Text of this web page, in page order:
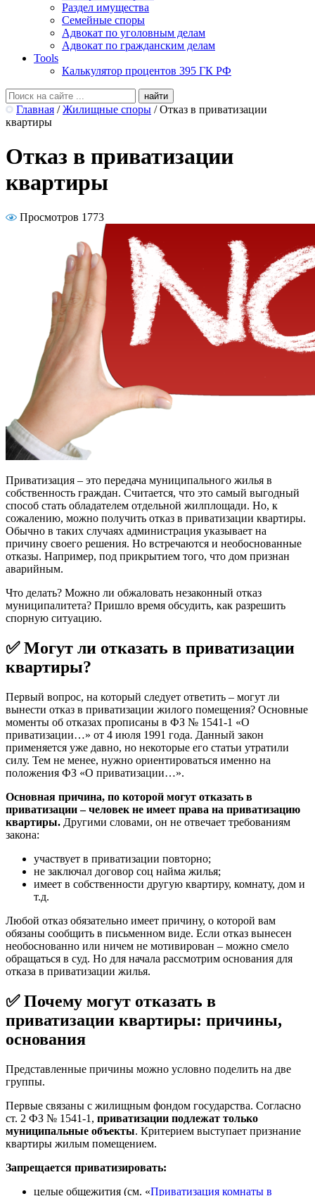
Раздел имущества
Семейные споры
Адвокат по уголовным делам
Адвокат по гражданским делам
Tools
Калькулятор процентов 395 ГК РФ
Главная / Жилищные споры / Отказ в приватизации
квартиры
Отказ в приватизации
квартиры
Просмотров 1773
Приватизация – это передача муниципального жилья в
собственность граждан. Считается, что это самый выгодный
способ стать обладателем отдельной жилплощади. Но, к
сожалению, можно получить отказ в приватизации квартиры.
Обычно в таких случаях администрация указывает на
причину своего решения. Но встречаются и необоснованные
отказы. Например, под прикрытием того, что дом признан
аварийным.
Что делать? Можно ли обжаловать незаконный отказ
муниципалитета? Пришло время обсудить, как разрешить
спорную ситуацию.
✅ Могут ли отказать в приватизации
квартиры?
Первый вопрос, на который следует ответить – могут ли
вынести отказ в приватизации жилого помещения? Основные
моменты об отказах прописаны в ФЗ № 1541-1 «О
приватизации…» от 4 июля 1991 года. Данный закон
применяется уже давно, но некоторые его статьи утратили
силу. Тем не менее, нужно ориентироваться именно на
положения ФЗ «О приватизации…».
Основная причина, по которой могут отказать в
приватизации – человек не имеет права на приватизацию
квартиры. Другими словами, он не отвечает требованиям
закона:
участвует в приватизации повторно;
не заключал договор соц найма жилья;
имеет в собственности другую квартиру, комнату, дом и
т.д.
Любой отказ обязательно имеет причину, о которой вам
обязаны сообщить в письменном виде. Если отказ вынесен
необоснованно или ничем не мотивирован – можно смело
обращаться в суд. Но для начала рассмотрим основания для
отказа в приватизации жилья.
✅ Почему могут отказать в
приватизации квартиры: причины,
основания
Представленные причины можно условно поделить на две
группы.
Первые связаны с жилищным фондом государства. Согласно
ст. 2 ФЗ № 1541-1, приватизации подлежат только
муниципальные объекты. Критерием выступает признание
квартиры жилым помещением.
Запрещается приватизировать:
целые общежития (см. «Приватизация комнаты в